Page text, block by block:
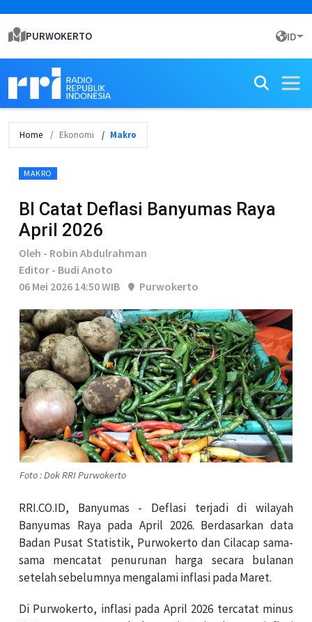
PURWOKERTO ID
Home Ekonomi Makro
MAKRO
BI Catat Deflasi Banyumas Raya
April 2026
Oleh - Robin Abdulrahman
Editor - Budi Anoto
06 Mei 2026 14:50 WIB
Purwokerto
Foto : Dok RRI Purwokerto
RRI.CO.ID, Banyumas - Deflasi terjadi di wilayah
Banyumas Raya pada April 2026. Berdasarkan data
Badan Pusat Statistik, Purwokerto dan Cilacap sama-
sama mencatat penurunan harga secara bulanan
setelah sebelumnya mengalami inflasi pada Maret.
Di Purwokerto, inflasi pada April 2026 tercatat minus